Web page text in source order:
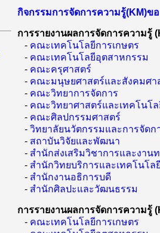
กิจกรรมการจัดการความรู้(KM)ข
การรายงานผลการจัดการความรู้
- คณะเทคโนโลยีการเกษตร
- คณะเทคโนโลยีอุตสาหกรรม
- คณะครุศาสตร์
- คณะมนุษยศาสตร์และสังคมศา
- คณะวิทยาการจัดการ
- คณะวิทยาศาสตร์และเทคโนโล
- คณะศิลปกรรมศาสตร์
- วิทยาลัยนวัตกรรมและการจัดก
- สถาบันวิจัยและพัฒนา
- สำนักส่งเสริมวิชาการและงาน
- สำนักวิทยบริการและเทคโนโล
- สำนักงานอธิการบดี
- สำนักศิลปะและวัฒนธรรม
การรายงานผลการจัดการความรู้
- คณะเทคโนโลยีการเกษตร